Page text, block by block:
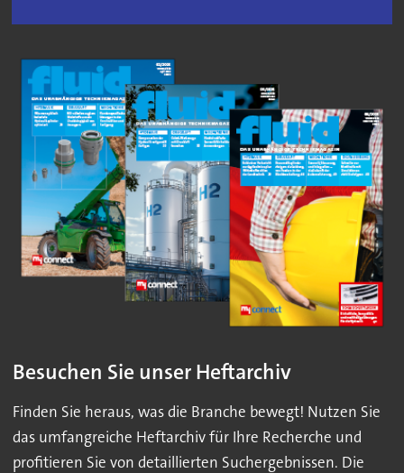
Besuchen Sie unser Heftarchiv
Finden Sie heraus, was die Branche bewegt! Nutzen Sie
das umfangreiche Heftarchiv für Ihre Recherche und
profitieren Sie von detaillierten Suchergebnissen. Die